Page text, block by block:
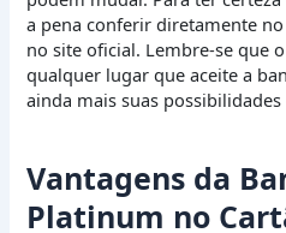
a pena conferir diretamente
no site oficial. Lembre-se que
qualquer lugar que aceite a
ainda mais suas
Vantagens da
Platinum no